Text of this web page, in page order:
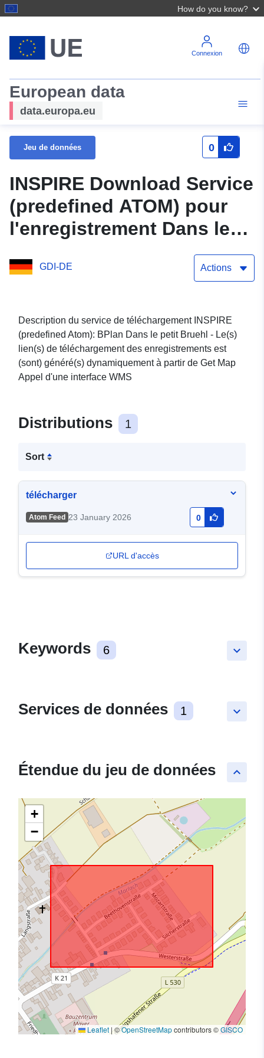
How do you know?
Connexion
European data
data.europa.eu
Jeu de données 0
INSPIRE Download Service
(predefined ATOM) pour
l'enregistrement Dans le
GDI-DE Actions
Description du service de téléchargement INSPIRE
(predefined Atom): BPlan Dans le petit Bruehl - Le(s)
lien(s) de téléchargement des enregistrements est
(sont) généré(s) dynamiquement à partir de Get Map
Appel d'une interface WMS
Distributions 1
Sort
télécharger
Atom Feed 23 January 2026 0
URL d'accès
keyboard_arrow_down
Keywords 6
keyboard_arrow_down
Services de données 1
keyboard_arrow_up
Étendue du jeu de données
+
−
Leaflet |©OpenStreetMapcontributors ©GISCO